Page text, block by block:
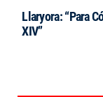
Llaryora: “Para
XIV”